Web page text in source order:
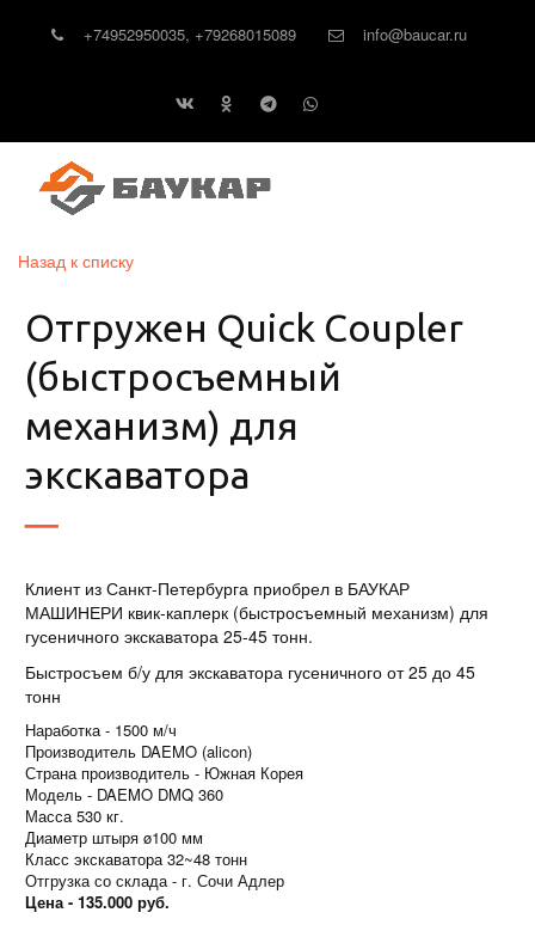
+74952950035, +79268015089 info@baucar.ru
Назад к списку
Отгружен Quick Coupler
(быстросъемный
механизм) для
экскаватора
Клиент из Санкт-Петербурга приобрел в БАУКАР
МАШИНЕРИ квик-каплерк (быстросъемный механизм) для
гусеничного экскаватора 25-45 тонн.
Быстросъем б/у для экскаватора гусеничного от 25 до 45
тонн
Наработка - 1500 м/ч
Производитель DAEMO (alicon)
Страна производитель - Южная Корея
Модель - DAEMO DMQ 360
Масса 530 кг.
Диаметр штыря ø100 мм
Класс экскаватора 32~48 тонн
Отгрузка со склада - г. Сочи Адлер
Цена - 135.000 руб.